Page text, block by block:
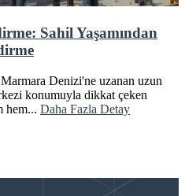
Sahil Yaşamından
Denizi'ne uzanan uzun
konumuyla dikkat çeken
hem... Daha Fazla Detay